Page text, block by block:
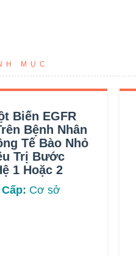
MỤC
Biến EGFR
Bệnh Nhân
Tế Bào Nhỏ
Trị Bước
1 Hoặc 2
Cấp: Cơ sở